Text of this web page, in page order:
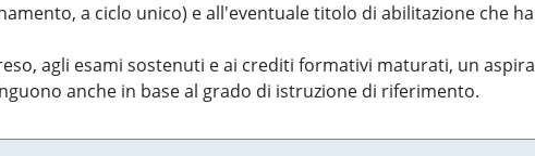
a ciclo unico) e all'eventuale titolo di abilitazione che
agli esami sostenuti e ai crediti formativi maturati, un
anche in base al grado di istruzione di riferimento.